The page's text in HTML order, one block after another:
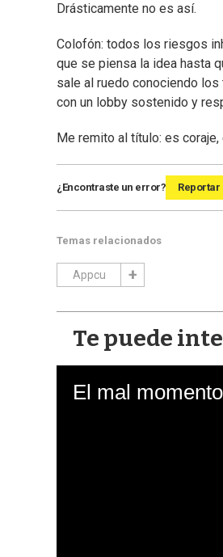
Drásticamente no es así.
Colofón: todos los riesgos
que se piensa la idea hasta
sale al ruedo conociendo
con un lobby sostenido y
Me remito al título: es
¿Encontraste un error? Reportar
Temas relacionados
Appcu
Te puede